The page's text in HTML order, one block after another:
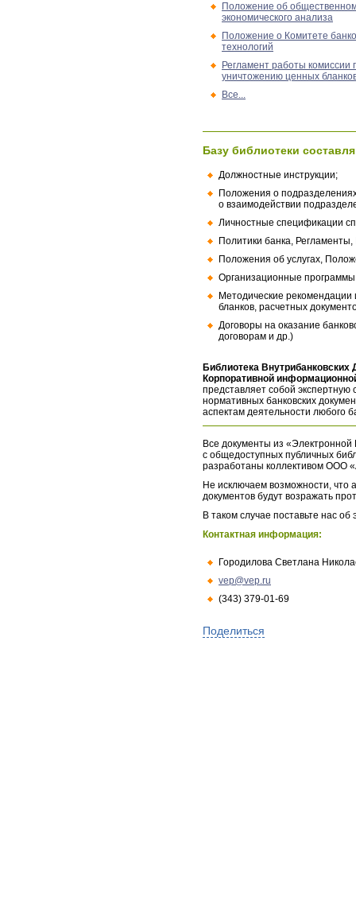
Положение об
экономического анализа
Положение о Комитете
технологий
Регламент работы комиссии
уничтожению ценных
Все...
Базу библиотеки
Должностные инструкции;
Положения о
о взаимодействии
Личностные спецификации
Политики банка,
Положения об услугах,
Организационные
Методические
бланков, расчетных
Договоры на оказание
договорам и др.)
Библиотека
Корпоративной
представляет собой экспертную
нормативных банковских
аспектам деятельности любого
Все документы из «Электронной
с общедоступных публичных
разработаны коллективом ООО
Не исключаем возможности, что
документов будут возражать
В таком случае поставьте нас
Контактная информация:
Городилова Светлана
vep@vep.ru
(343) 379-01-69
Поделиться